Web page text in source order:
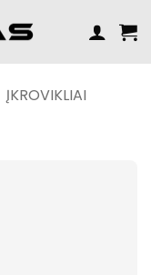
ĮKROVIKLIAI